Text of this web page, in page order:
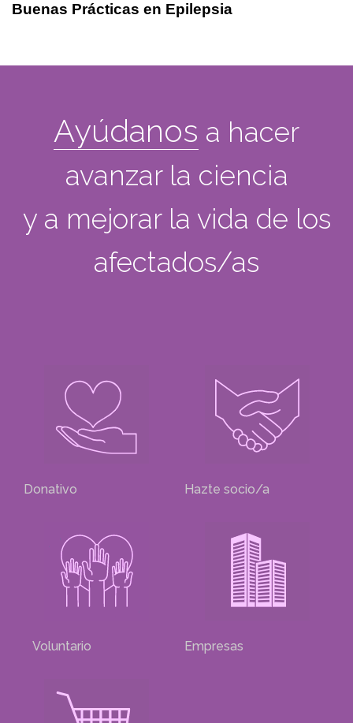
Buenas Prácticas en Epilepsia
Ayúdanos a hacer
avanzar la ciencia
y a mejorar la vida de los
afectados/as
Donativo Hazte socio/a
Voluntario Empresas